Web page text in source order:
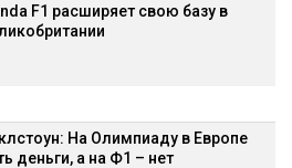
F1 расширяет свою базу в
На Олимпиаду в Европе
деньги, а на Ф1 – нет